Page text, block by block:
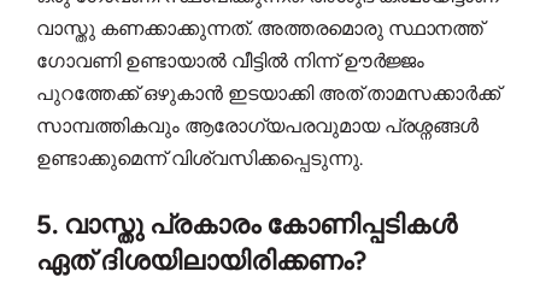
വാസ്തു കണക്കാക്കുന്നത്. അത്തരമൊരു സ്ഥാനത്ത്
ഗോവണി ഉണ്ടായാൽ വീട്ടിൽ നിന്ന് ഊർജ്ജം
പുറത്തേക്ക് ഒഴുകാൻ ഇടയാക്കി അത് താമസക്കാർക്ക്
സാമ്പത്തികവും ആരോഗ്യപരവുമായ പ്രശ്നങ്ങൾ
ഉണ്ടാക്കുമെന്ന് വിശ്വസിക്കപ്പെടുന്നു.
5. വാസ്തു പ്രകാരം കോണിപ്പടികൾ
ഏത് ദിശയിലായിരിക്കണം?